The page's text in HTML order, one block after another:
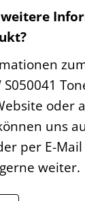
S050041
oder
uns
per E-
weiter.